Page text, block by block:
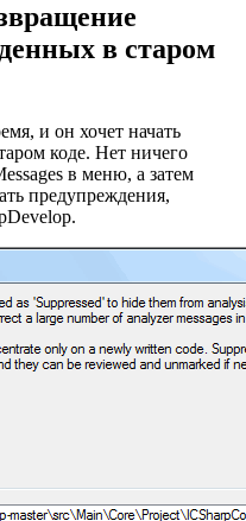
в старом
и он хочет начать
коде. Нет ничего
в меню, а затем
предупреждения,